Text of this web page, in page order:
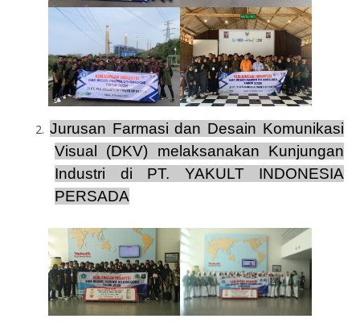
2. Jurusan Farmasi dan Desain Komunikasi
Visual (DKV) melaksanakan Kunjungan
Industri di PT. YAKULT INDONESIA
PERSADA